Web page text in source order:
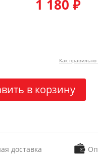
1 180 ₽
Как
в корзину
доставка